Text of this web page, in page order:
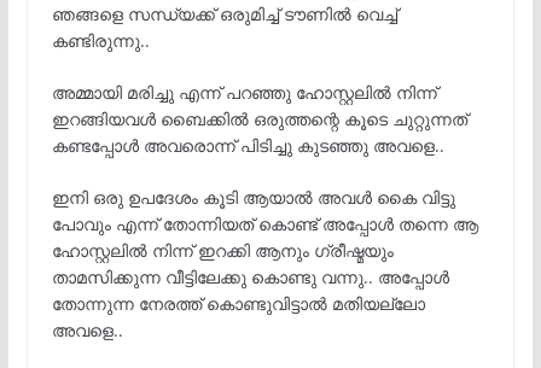
ഞങ്ങളെ സന്ധ്യക്ക്‌ ഒരുമിച്ച് ടൗണിൽ വെച്ച്
കണ്ടിരുന്നു..
അമ്മായി മരിച്ചു എന്ന് പറഞ്ഞു ഹോസ്റ്റലിൽ നിന്ന്
ഇറങ്ങിയവൾ ബൈക്കിൽ ഒരുത്തന്റെ കൂടെ ചുറ്റുന്നത്
കണ്ടപ്പോൾ അവരൊന്ന് പിടിച്ചു കുടഞ്ഞു അവളെ..
ഇനി ഒരു ഉപദേശം കൂടി ആയാൽ അവൾ കൈ വിട്ടു
പോവും എന്ന് തോന്നിയത് കൊണ്ട് അപ്പോൾ തന്നെ ആ
ഹോസ്റ്റലിൽ നിന്ന് ഇറക്കി ആനും ഗ്രീഷ്മയും
താമസിക്കുന്ന വീട്ടിലേക്കു കൊണ്ടു വന്നു.. അപ്പോൾ
തോന്നുന്ന നേരത്ത് കൊണ്ടുവിട്ടാൽ മതിയല്ലോ
അവളെ..